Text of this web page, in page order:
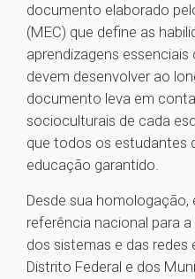
documento elaborado
(MEC) que define as
aprendizagens
devem desenvolver ao
documento leva em
socioculturais de cada
que todos os estudantes
educação garantido.
Desde sua homologação,
referência nacional para
dos sistemas e das redes
Distrito Federal e dos